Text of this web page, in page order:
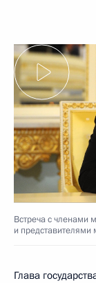
Встреча с членами
и представителями
Глава